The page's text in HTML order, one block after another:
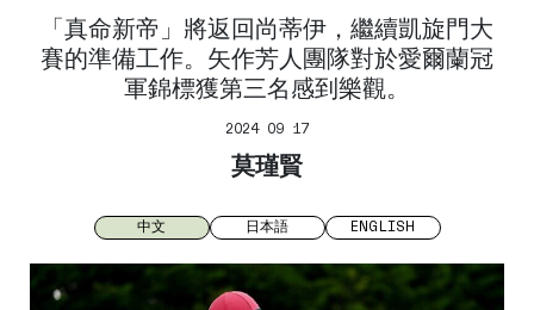
「真命新帝」將返回尚蒂伊，繼續凱旋門大
賽的準備工作。矢作芳人團隊對於愛爾蘭冠
軍錦標獲第三名感到樂觀。
2024 09 17
莫瑾賢
中文 日本語 ENGLISH